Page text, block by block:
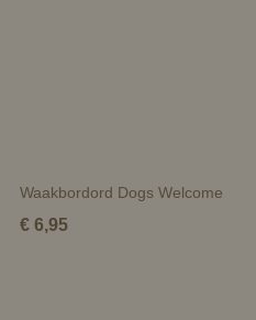
Waakbordord Dogs Welcome
€ 6,95